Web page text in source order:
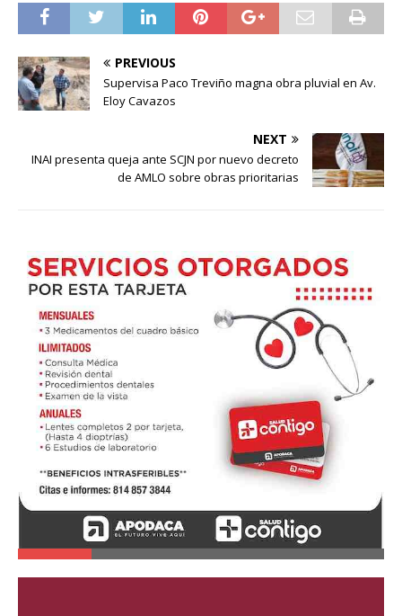
PREVIOUS
Supervisa Paco Treviño magna obra pluvial en Av.
Eloy Cavazos
NEXT
INAI presenta queja ante SCJN por nuevo decreto
de AMLO sobre obras prioritarias